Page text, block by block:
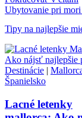
Ubytovanie pri
Tipy na najlepšie
Destinácie |
Španielsko
Lacné letenky